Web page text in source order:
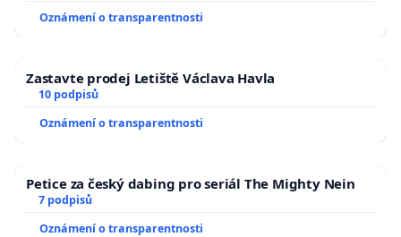
Oznámení o transparentnosti
Zastavte prodej Letiště Václava Havla
10 podpisů
Oznámení o transparentnosti
Petice za český dabing pro seriál The Mighty Nein
7 podpisů
Oznámení o transparentnosti